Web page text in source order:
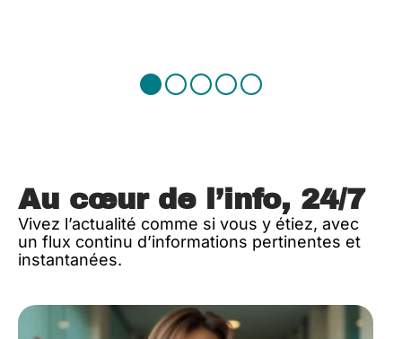
Au cœur de l’info, 24/7
Vivez l’actualité comme si vous y étiez, avec
un flux continu d’informations pertinentes et
instantanées.